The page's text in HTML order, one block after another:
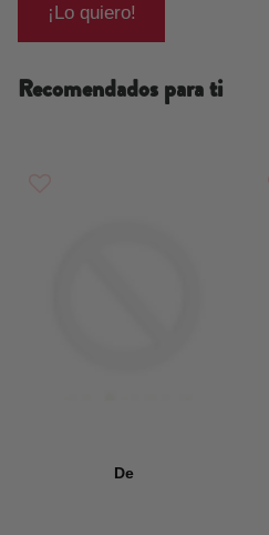
¡Lo quiero!
Recomendados para ti
De